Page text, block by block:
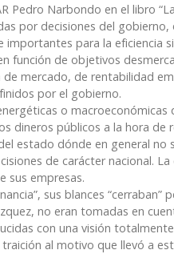
Pedro Narbondo en el libro
por decisiones del
para la eficiencia
función de objetivos
mercado, de rentabilidad
por el gobierno.
o macroeconómicas
dineros públicos a la hora
estado dónde en general no
de carácter nacional.
sus empresas.
sus blances “cerraban”
no eran tomadas en
con una visión
al motivo que llevó a